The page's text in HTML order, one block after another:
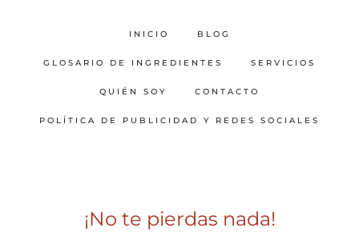
INICIO BLOG
GLOSARIO DE INGREDIENTES SERVICIOS
QUIÉN SOY CONTACTO
POLÍTICA DE PUBLICIDAD Y REDES SOCIALES
¡No te pierdas nada!